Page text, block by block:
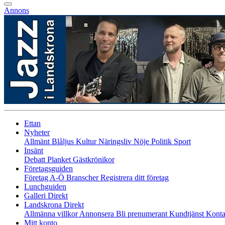
Annons
Ettan
Nyheter
Allmänt Blåljus KulturNäringsliv Nöje Politik Sport
Insänt
Debatt Planket Gästkrönikor
Företagsguiden
Företag A-Ö BranscherRegistrera ditt företag
Lunchguiden
Galleri Direkt
Landskrona Direkt
Allmänna villkorAnnonsera Bli prenumerant Kundtjänst
Mitt konto